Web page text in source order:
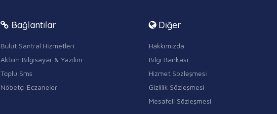
Bağlantılar
Bulut Santral Hizmetleri
Akbim Bilgisayar & Yazılım
Toplu Sms
Nöbetçi Eczaneler
Diğer
Hakkımızda
Bilgi Bankası
Hizmet Sözleşmesi
Gizlilik Sözleşmesi
Mesafeli Sözleşmesi